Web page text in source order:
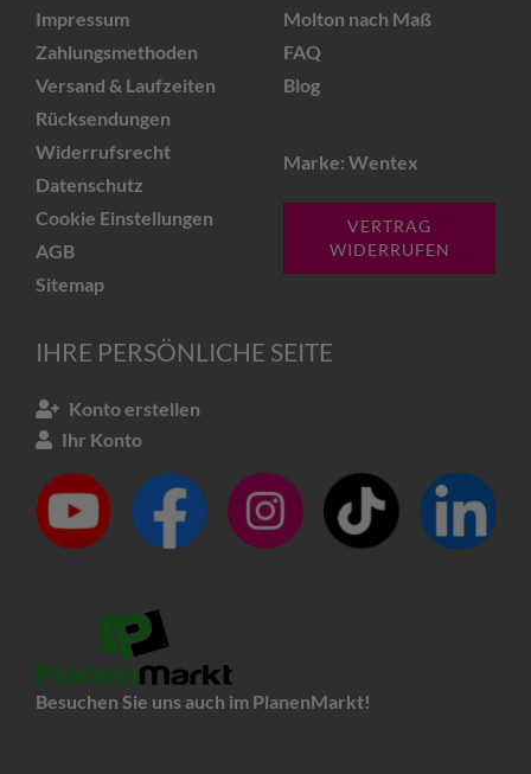
Impressum
Zahlungsmethoden
Versand & Laufzeiten
Rücksendungen
Widerrufsrecht
Datenschutz
Cookie Einstellungen
AGB
Sitemap
Molton nach Maß
FAQ
Blog
Marke: Wentex
VERTRAG
WIDERRUFEN
IHRE PERSÖNLICHE SEITE
Konto erstellen
Ihr Konto
Besuchen Sie uns auch im PlanenMarkt!